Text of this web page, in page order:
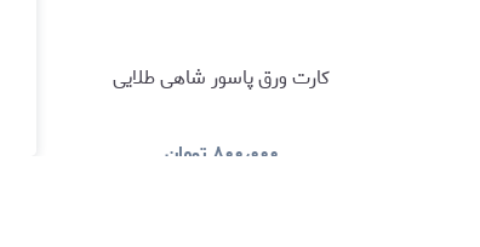
کارت ورق پاسور شاهی طلایی
۸۰۰٫۰۰۰ تومان